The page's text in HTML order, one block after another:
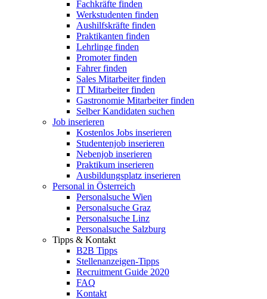
Fachkräfte finden
Werkstudenten finden
Aushilfskräfte finden
Praktikanten finden
Lehrlinge finden
Promoter finden
Fahrer finden
Sales Mitarbeiter finden
IT Mitarbeiter finden
Gastronomie Mitarbeiter finden
Selber Kandidaten suchen
Job inserieren
Kostenlos Jobs inserieren
Studentenjob inserieren
Nebenjob inserieren
Praktikum inserieren
Ausbildungsplatz inserieren
Personal in Österreich
Personalsuche Wien
Personalsuche Graz
Personalsuche Linz
Personalsuche Salzburg
Tipps & Kontakt
B2B Tipps
Stellenanzeigen-Tipps
Recruitment Guide 2020
FAQ
Kontakt